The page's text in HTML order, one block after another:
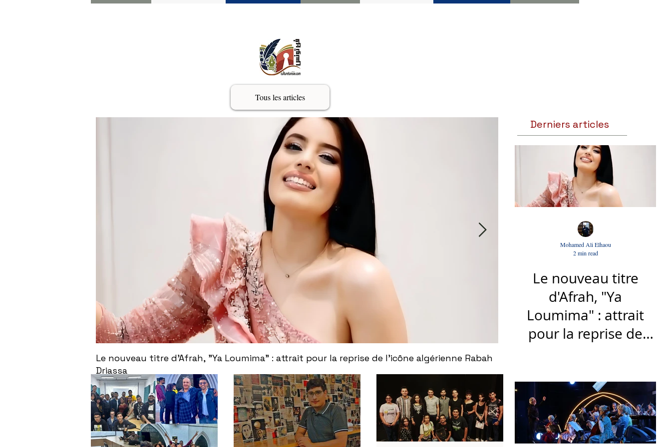
Tous les articles
Le nouveau titre d'Afrah, "Ya Loumima" : attrait pour la reprise de l'icône algérienne Rabah
Driassa
Derniers articles
Le nouveau titre
d'Afrah, "Ya
Loumima" : attrait
pour la reprise de
Mohamed Ali Elhaou
2 min read